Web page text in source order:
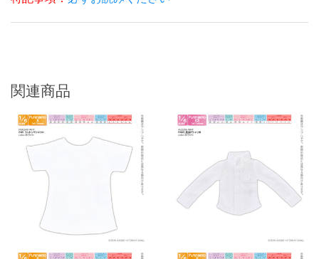
関連商品